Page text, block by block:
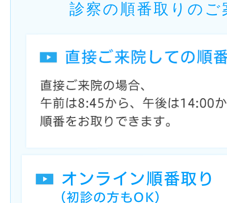
診察の順番取りのご